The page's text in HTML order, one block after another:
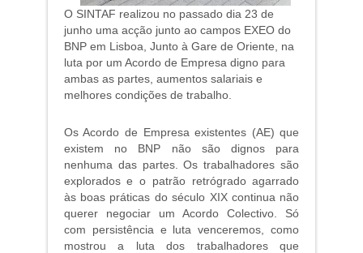
O SINTAF realizou no passado dia 23 de
junho uma acção junto ao campos EXEO do
BNP em Lisboa, Junto à Gare de Oriente, na
luta por um Acordo de Empresa digno para
ambas as partes, aumentos salariais e
melhores condições de trabalho.
Os Acordo de Empresa existentes (AE) que
existem no BNP não são dignos para
nenhuma das partes. Os trabalhadores são
explorados e o patrão retrógrado agarrado
às boas práticas do século XIX continua não
querer negociar um Acordo Colectivo. Só
com persistência e luta venceremos, como
mostrou a luta dos trabalhadores que